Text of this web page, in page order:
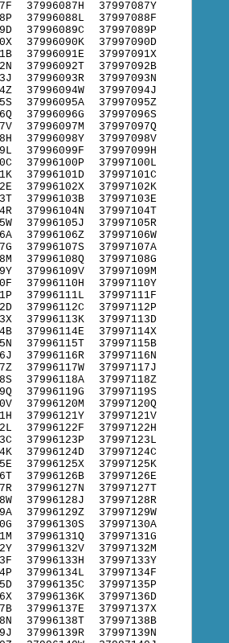
37996087H
37996088L
37996089C
37996090K
37996091E
37996092T
37996093R
37996094W
37996095A
37996096G
37996097M
37996098Y
37996099F
37996100P
37996101D
37996102X
37996103B
37996104N
37996105J
37996106Z
37996107S
37996108Q
37996109V
37996110H
37996111L
37996112C
37996113K
37996114E
37996115T
37996116R
37996117W
37996118A
37996119G
37996120M
37996121Y
37996122F
37996123P
37996124D
37996125X
37996126B
37996127N
37996128J
37996129Z
37996130S
37996131Q
37996132V
37996133H
37996134L
37996135C
37996136K
37996137E
37996138T
37996139R
37997087Y
37997088F
37997089P
37997090D
37997091X
37997092B
37997093N
37997094J
37997095Z
37997096S
37997097Q
37997098V
37997099H
37997100L
37997101C
37997102K
37997103E
37997104T
37997105R
37997106W
37997107A
37997108G
37997109M
37997110Y
37997111F
37997112P
37997113D
37997114X
37997115B
37997116N
37997117J
37997118Z
37997119S
37997120Q
37997121V
37997122H
37997123L
37997124C
37997125K
37997126E
37997127T
37997128R
37997129W
37997130A
37997131G
37997132M
37997133Y
37997134F
37997135P
37997136D
37997137X
37997138B
37997139N